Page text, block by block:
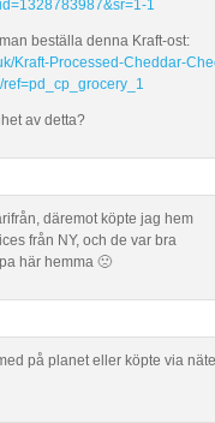
1
beställa denna Kraft-ost:
Kraft-Processed-Cheddar-
av detta?
däremot köpte jag hem
från NY, och de var bra
här hemma 🙁
på planet eller köpte via